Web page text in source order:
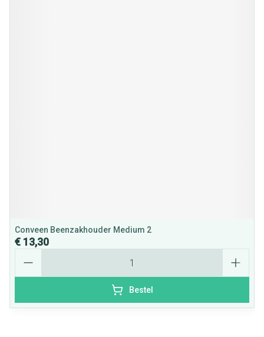
Conveen Beenzakhouder Medium 2
€ 13,30
Bestel